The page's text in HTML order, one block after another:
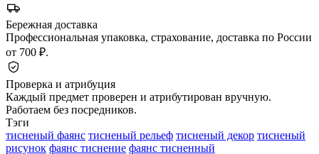
Бережная доставка
Профессиональная упаковка, страхование, доставка по России
от 700 ₽.
Проверка и атрибуция
Каждый предмет проверен и атрибутирован вручную.
Работаем без посредников.
Тэги
тисненый фаянс тисненый рельеф тисненый декор тисненый
рисунок фаянс тиснение фаянс тисненный